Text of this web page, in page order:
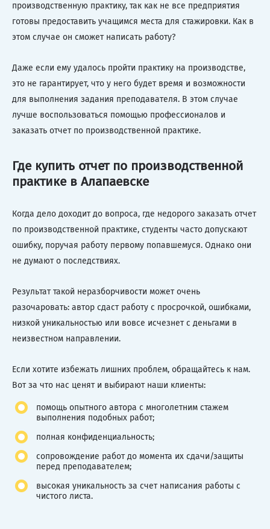
производственную практику, так как не все предприятия
готовы предоставить учащимся места для стажировки. Как в
этом случае он сможет написать работу?
Даже если ему удалось пройти практику на производстве,
это не гарантирует, что у него будет время и возможности
для выполнения задания преподавателя. В этом случае
лучше воспользоваться помощью профессионалов и
заказать отчет по производственной практике.
Где купить отчет по производственной
практике в Алапаевске
Когда дело доходит до вопроса, где недорого заказать отчет
по производственной практике, студенты часто допускают
ошибку, поручая работу первому попавшемуся. Однако они
не думают о последствиях.
Результат такой неразборчивости может очень
разочаровать: автор сдаст работу с просрочкой, ошибками,
низкой уникальностью или вовсе исчезнет с деньгами в
неизвестном направлении.
Если хотите избежать лишних проблем, обращайтесь к нам.
Вот за что нас ценят и выбирают наши клиенты:
помощь опытного автора с многолетним стажем
выполнения подобных работ;
полная конфиденциальность;
сопровождение работ до момента их сдачи/защиты
перед преподавателем;
высокая уникальность за счет написания работы с
чистого листа.